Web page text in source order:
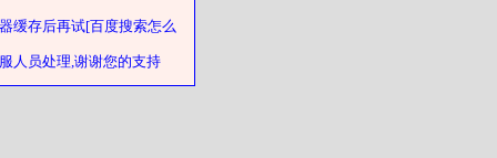
缓存后再试[百度搜索怎么
人员处理,谢谢您的支持